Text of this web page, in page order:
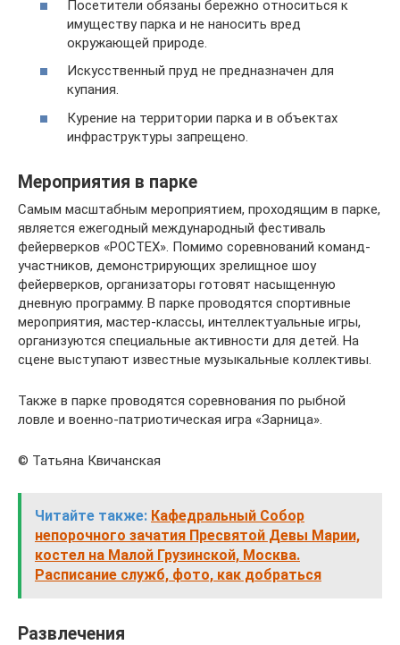
Посетители обязаны бережно относиться к
имуществу парка и не наносить вред
окружающей природе.
Искусственный пруд не предназначен для
купания.
Курение на территории парка и в объектах
инфраструктуры запрещено.
Мероприятия в парке
Самым масштабным мероприятием, проходящим в парке,
является ежегодный международный фестиваль
фейерверков «РОСТЕХ». Помимо соревнований команд-
участников, демонстрирующих зрелищное шоу
фейерверков, организаторы готовят насыщенную
дневную программу. В парке проводятся спортивные
мероприятия, мастер-классы, интеллектуальные игры,
организуются специальные активности для детей. На
сцене выступают известные музыкальные коллективы.
Также в парке проводятся соревнования по рыбной
ловле и военно-патриотическая игра «Зарница».
© Татьяна Квичанская
Читайте также: Кафедральный Собор
непорочного зачатия Пресвятой Девы Марии,
костел на Малой Грузинской, Москва.
Расписание служб, фото, как добраться
Развлечения